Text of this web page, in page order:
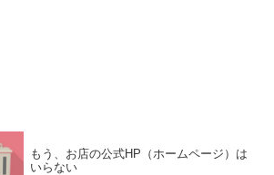
もう、お店の公式HP（ホームページ）は
いらない